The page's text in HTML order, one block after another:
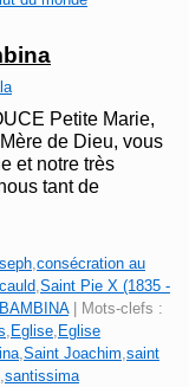
Petite Marie,
de Dieu, vous
et notre très
tant de
,consécration au
,Saint Pie X (1835 -
Mots-clefs :
, Eglise, Eglise
,Saint Joachim,saint
,santissima